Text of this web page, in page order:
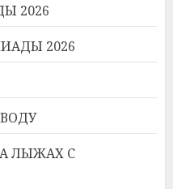
2026
2026
ЛЫЖАХ С